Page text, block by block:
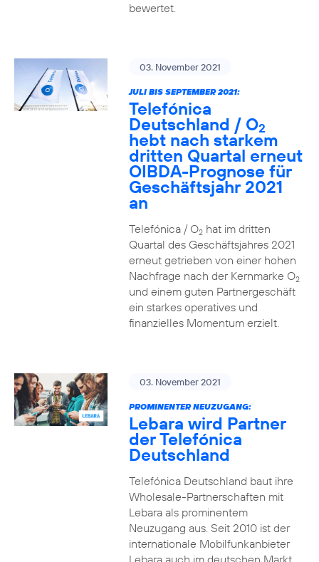
bewertet.
03. November 2021
JULI BIS SEPTEMBER 2021:
Telefónica
Deutschland / O2
hebt nach starkem
dritten Quartal erneut
OIBDA-Prognose für
Geschäftsjahr 2021
an
Telefónica / O2hat im dritten
Quartal des Geschäftsjahres 2021
erneut getrieben von einer hohen
Nachfrage nach der Kernmarke O2
und einem guten Partnergeschäft
ein starkes operatives und
finanzielles Momentum erzielt.
03. November 2021
PROMINENTER NEUZUGANG:
Lebara wird Partner
der Telefónica
Deutschland
Telefónica Deutschland baut ihre
Wholesale-Partnerschaften mit
Lebara als prominentem
Neuzugang aus. Seit 2010 ist der
internationale Mobilfunkanbieter
Lebara auch im deutschen Markt